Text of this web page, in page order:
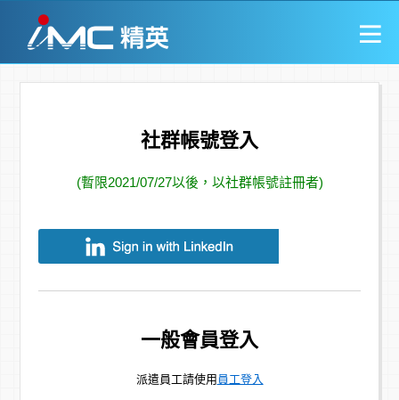
社群帳號登入
(暫限2021/07/27以後，以社群帳號註冊者)
一般會員登入
派遣員工請使用 員工登入